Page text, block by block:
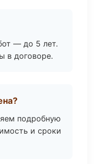
— до 5 лет.
в договоре.
подробную
и сроки